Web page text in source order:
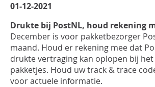
01-12-2021
Drukte bij PostNL, houd rekening
December is voor pakketbezorger
maand. Houd er rekening mee dat
drukte vertraging kan oplopen bij het
pakketjes. Houd uw track &trace
voor actuele informatie.